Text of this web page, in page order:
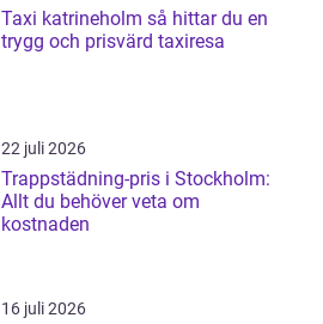
Taxi katrineholm så hittar du en
trygg och prisvärd taxiresa
22 juli 2026
Trappstädning-pris i Stockholm:
Allt du behöver veta om
kostnaden
16 juli 2026